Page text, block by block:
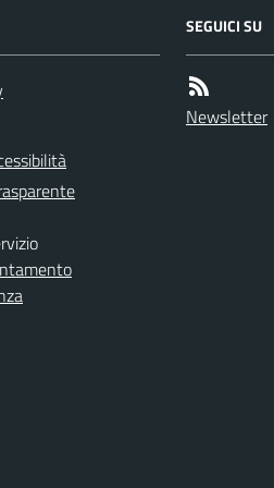
SEGUICI SU
Newsletter